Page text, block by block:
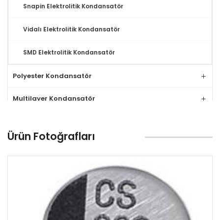
Snapin Elektrolitik Kondansatör
Vidalı Elektrolitik Kondansatör
SMD Elektrolitik Kondansatör
Polyester Kondansatör
Multilayer Kondansatör
MLCC Kondansatör
Ürün Fotoğrafları